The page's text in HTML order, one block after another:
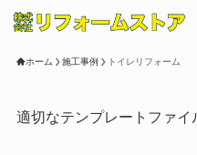
ホーム 施工事例 トイレリフォーム
適切なテンプレートファイ